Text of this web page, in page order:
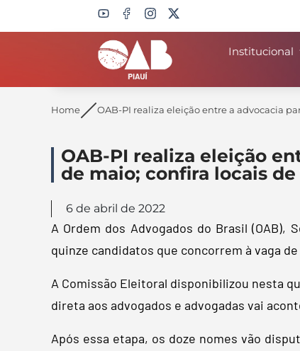
Institucional
Search
Home OAB-PI realiza eleição entre a advocacia
OAB-PI realiza eleição
de maio; confira locais
6 de abril de 2022
A Ordem dos Advogados do Brasil
quinze candidatos que concorrem à vaga
A Comissão Eleitoral disponibilizou nesta
direta aos advogados e advogadas vai
Após essa etapa, os doze nomes vão